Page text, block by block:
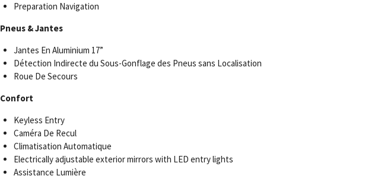
Preparation Navigation
Pneus & Jantes
Jantes En Aluminium 17”
Détection Indirecte du Sous-Gonflage des Pneus sans Localisation
Roue De Secours
Confort
Keyless Entry
Caméra De Recul
Climatisation Automatique
Electrically adjustable exterior mirrors with LED entry lights
Assistance Lumière